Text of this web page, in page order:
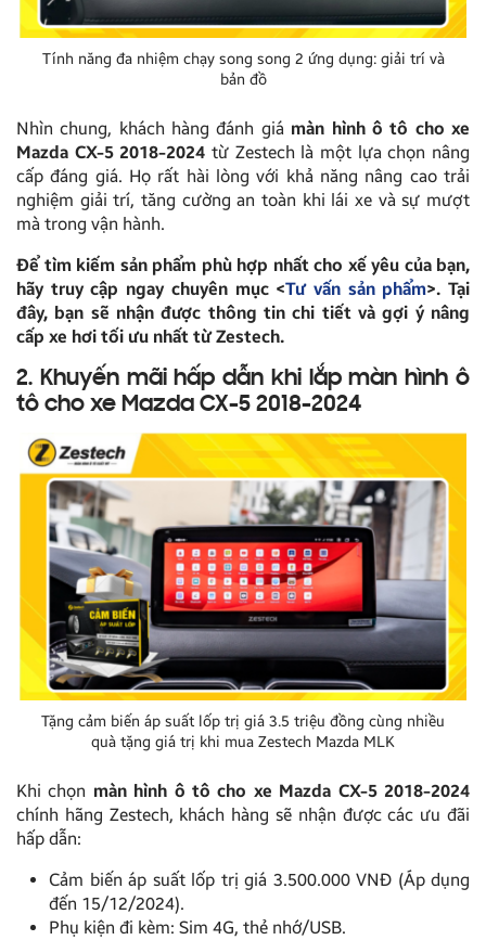
Tính năng đa nhiệm chạy song song 2 ứng dụng: giải trí và
bản đồ
Nhìn chung, khách hàng đánh giá màn hình ô tô cho xe
Mazda CX-5 2018-2024 từ Zestech là một lựa chọn nâng
cấp đáng giá. Họ rất hài lòng với khả năng nâng cao trải
nghiệm giải trí, tăng cường an toàn khi lái xe và sự mượt
mà trong vận hành.
Để tìm kiếm sản phẩm phù hợp nhất cho xế yêu của bạn,
hãy truy cập ngay chuyên mục <Tư vấn sản phẩm>. Tại
đây, bạn sẽ nhận được thông tin chi tiết và gợi ý nâng
cấp xe hơi tối ưu nhất từ Zestech.
2. Khuyến mãi hấp dẫn khi lắp màn hình ô
tô cho xe Mazda CX-5 2018-2024
Tặng cảm biến áp suất lốp trị giá 3.5 triệu đồng cùng nhiều
quà tặng giá trị khi mua Zestech Mazda MLK
Khi chọn màn hình ô tô cho xe Mazda CX-5 2018-2024
chính hãng Zestech, khách hàng sẽ nhận được các ưu đãi
hấp dẫn:
Cảm biến áp suất lốp trị giá 3.500.000 VNĐ (Áp dụng
đến 15/12/2024).
Phụ kiện đi kèm: Sim 4G, thẻ nhớ/USB.